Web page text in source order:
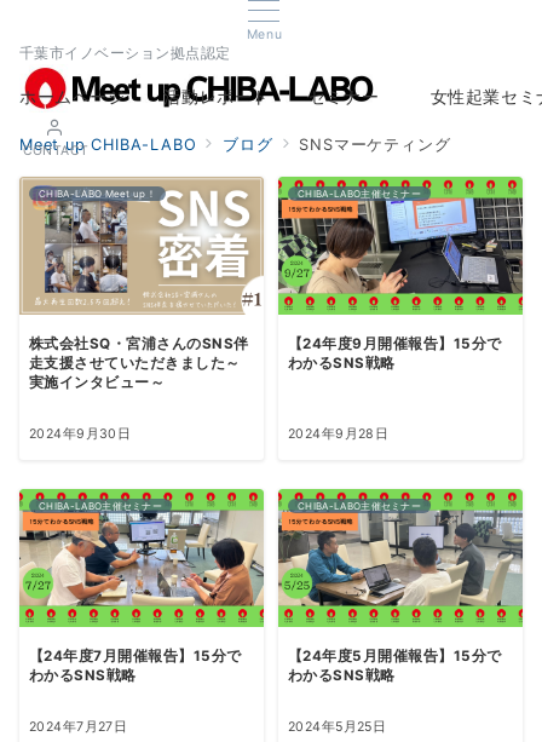
Menu
千葉市イノベーション拠点認定
CONTACT
ホームページ
Home
活動レポート セミナー 女性起業セミ
Meet up CHIBA-LABO ブログ SNSマーケティング
CHIBA-LABO Meet up！
株式会社SQ・宮浦さんのSNS伴
走支援させていただきました～
実施インタビュー～
2024年9月30日
CHIBA-LABO主催セミナー
【24年度9月開催報告】15分で
わかるSNS戦略
2024年9月28日
CHIBA-LABO主催セミナー
【24年度7月開催報告】15分で
わかるSNS戦略
2024年7月27日
CHIBA-LABO主催セミナー
【24年度5月開催報告】15分で
わかるSNS戦略
2024年5月25日